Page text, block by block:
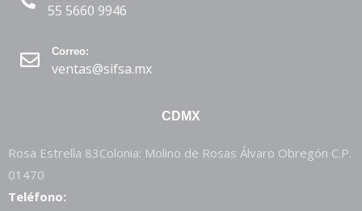
55 5660 9946
Correo:
ventas@sifsa.mx
CDMX
Rosa Estrella 83Colonia: Molino de Rosas Álvaro Obregón C.P.
01470
Teléfono: